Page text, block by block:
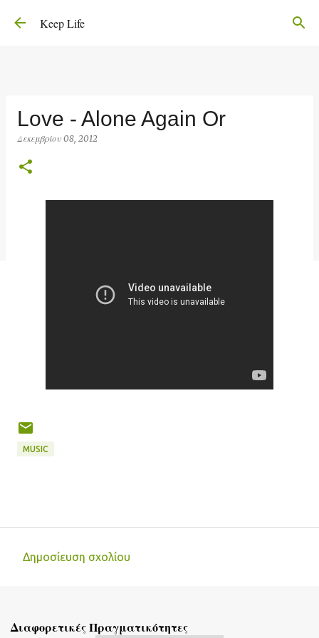
Μετάβαση στο κύριο περιεχόμενο
Keep Life
Love - Alone Again Or
Δεκεμβρίου 08, 2012
MUSIC
λ
Δημοσίευση σχολίου
Διαφορετικές Πραγματικότητες